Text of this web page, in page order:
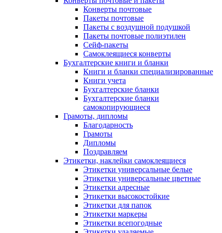
Конверты почтовые
Пакеты почтовые
Пакеты с воздушной подушкой
Пакеты почтовые полиэтилен
Сейф-пакеты
Самоклеящиеся конверты
Бухгалтерские книги и бланки
Книги и бланки специализированные
Книги учета
Бухгалтерские бланки
Бухгалтерские бланки
самокопирующиеся
Грамоты, дипломы
Благодарность
Грамоты
Дипломы
Поздравляем
Этикетки, наклейки самоклеящиеся
Этикетки универсальные белые
Этикетки универсальные цветные
Этикетки адресные
Этикетки высокостойкие
Этикетки для папок
Этикетки маркеры
Этикетки всепогодные